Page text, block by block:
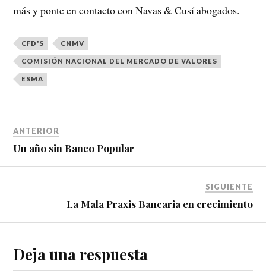
más y ponte en contacto con Navas & Cusí abogados.
CFD'S CNMV
COMISIÓN NACIONAL DEL MERCADO DE VALORES
ESMA
ANTERIOR
Un año sin Banco Popular
SIGUIENTE
La Mala Praxis Bancaria en crecimiento
Deja una respuesta